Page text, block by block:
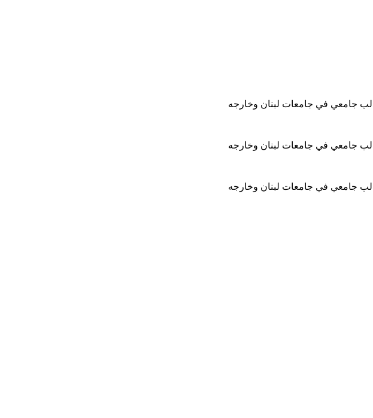
طالب جامعي في جامعات لبنان وخارجه
طالب جامعي في جامعات لبنان وخارجه
طالب جامعي في جامعات لبنان وخارجه